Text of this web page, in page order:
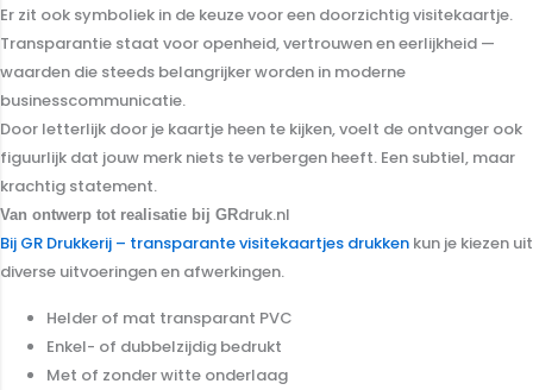
Er zit ook symboliek in de keuze voor een doorzichtig visitekaartje.
Transparantie staat voor openheid, vertrouwen en eerlijkheid —
waarden die steeds belangrijker worden in moderne
businesscommunicatie.
Door letterlijk door je kaartje heen te kijken, voelt de ontvanger ook
figuurlijk dat jouw merk niets te verbergen heeft. Een subtiel, maar
krachtig statement.
Van ontwerp tot realisatie bij GRdruk.nl
Bij GR Drukkerij – transparante visitekaartjes drukken kun je kiezen uit
diverse uitvoeringen en afwerkingen.
Helder of mat transparant PVC
Enkel- of dubbelzijdig bedrukt
Met of zonder witte onderlaag